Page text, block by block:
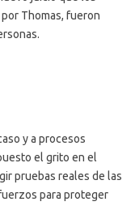
Thomas, fueron
y a procesos
el grito en el
pruebas reales de las
para proteger